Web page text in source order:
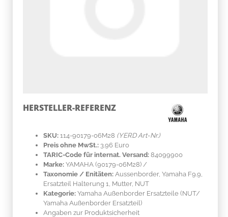
HERSTELLER-REFERENZ
SKU: 114-90179-06M28 (YERD Art-Nr.)
Preis ohne MwSt.: 3.96 Euro
TARIC-Code für internat. Versand: 84099900
Marke: YAMAHA (90179-06M28) /
Taxonomie / Enitäten: Aussenborder, Yamaha F9.9,
Ersatzteil Halterung 1, Mutter, NUT
Kategorie: Yamaha Außenborder Ersatzteile (NUT/
Yamaha Außenborder Ersatzteil)
Angaben zur Produktsicherheit